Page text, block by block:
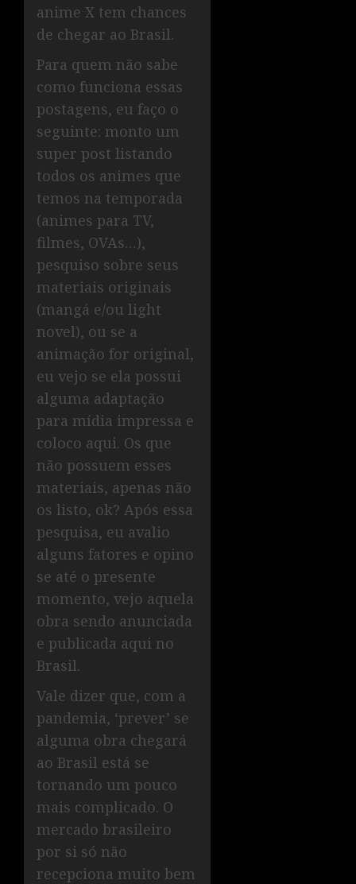
anime X tem chances
de chegar ao Brasil.
Para quem não sabe
como funciona essas
postagens, eu faço o
seguinte: monto um
super post listando
todos os animes que
temos na temporada
(animes para TV,
filmes, OVAs…),
pesquiso sobre seus
materiais originais
(mangá e/ou light
novel), ou se a
animação for original,
eu vejo se ela possui
alguma adaptação
para mídia impressa e
coloco aqui. Os que
não possuem esses
materiais, apenas não
os listo, ok? Após essa
pesquisa, eu avalio
alguns fatores e opino
se até o presente
momento, vejo aquela
obra sendo anunciada
e publicada aqui no
Brasil.
Vale dizer que, com a
pandemia, ‘prever’ se
alguma obra chegará
ao Brasil está se
tornando um pouco
mais complicado. O
mercado brasileiro
por si só não
recepciona muito bem